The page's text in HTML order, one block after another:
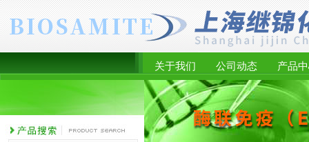
关于我们 公司动态 产品